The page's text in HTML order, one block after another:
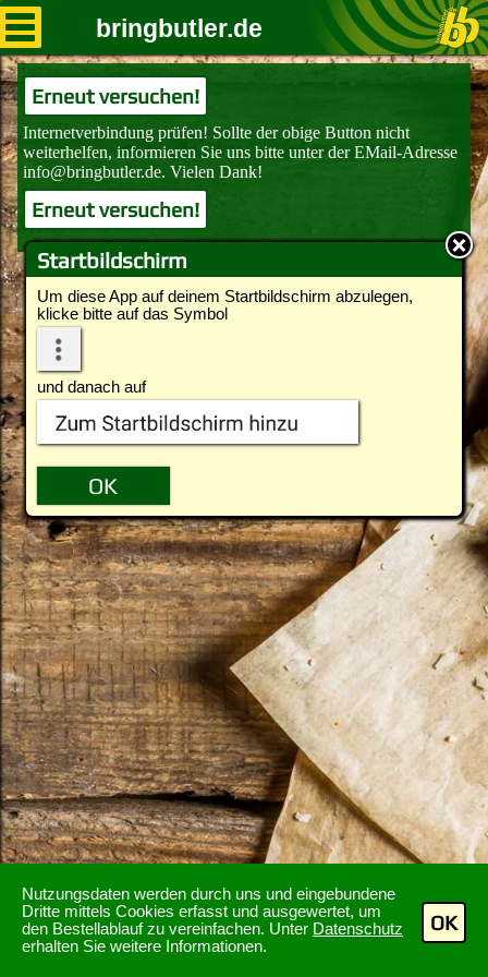
Nutzungsdaten werden durch uns und eingebundene
Dritte mittels Cookies erfasst und ausgewertet, um
den Bestellablauf zu vereinfachen. Unter Datenschutz
erhalten Sie weitere Informationen.
OK
Startbildschirm
Um diese App auf deinem Startbildschirm abzulegen,
klicke bitte auf das Symbol
und danach auf
bringbutler.de
Erneut versuchen!
Erneut versuchen!